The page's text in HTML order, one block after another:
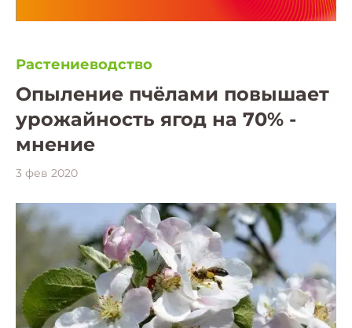
Растениеводство
Опыление пчёлами повышает
урожайность ягод на 70% -
мнение
3 фев 2020